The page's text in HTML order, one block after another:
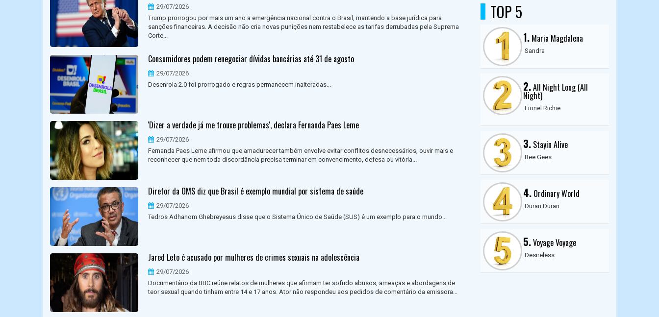
29/07/2026
Trump prorrogou por mais um ano a emergência nacional contra o Brasil, mantendo a base jurídica para
sanções financeiras. A decisão não cria novas punições nem restabelece as tarifas derrubadas pela Suprema
Corte...
Consumidores podem renegociar dívidas bancárias até 31 de agosto
29/07/2026
Desenrola 2.0 foi prorrogado e regras permanecem inalteradas...
'Dizer a verdade já me trouxe problemas', declara Fernanda Paes Leme
29/07/2026
Fernanda Paes Leme afirmou que amadurecer também envolve evitar conflitos desnecessários, ouvir mais e
reconhecer que nem toda discordância precisa terminar em convencimento, defesa ou vitória...
Diretor da OMS diz que Brasil é exemplo mundial por sistema de saúde
29/07/2026
Tedros Adhanom Ghebreyesus disse que o Sistema Único de Saúde (SUS) é um exemplo para o mundo...
Jared Leto é acusado por mulheres de crimes sexuais na adolescência
29/07/2026
Documentário da BBC reúne relatos de mulheres que afirmam ter sofrido abusos, ameaças e abordagens de
teor sexual quando tinham entre 14 e 17 anos. Ator não respondeu aos pedidos de comentário da emissora...
TOP 5
1.Maria Magdalena
Sandra
2.All Night Long (All
Night)
Lionel Richie
3.Stayin Alive
Bee Gees
4.Ordinary World
Duran Duran
5.Voyage Voyage
Desireless